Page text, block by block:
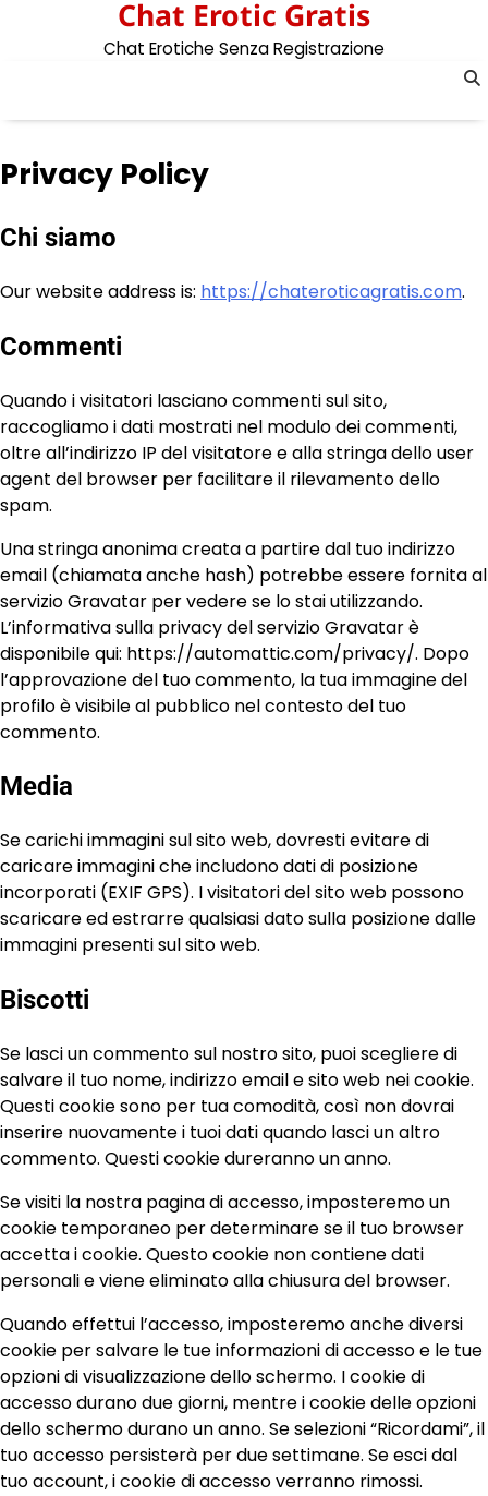
Chat Erotic Gratis
Chat Erotiche Senza Registrazione
Privacy Policy
Chi siamo
Our website address is: https://chateroticagratis.com.
Commenti
Quando i visitatori lasciano commenti sul sito,
raccogliamo i dati mostrati nel modulo dei commenti,
oltre all’indirizzo IP del visitatore e alla stringa dello user
agent del browser per facilitare il rilevamento dello
spam.
Una stringa anonima creata a partire dal tuo indirizzo
email (chiamata anche hash) potrebbe essere fornita al
servizio Gravatar per vedere se lo stai utilizzando.
L’informativa sulla privacy del servizio Gravatar è
disponibile qui: https://automattic.com/privacy/. Dopo
l’approvazione del tuo commento, la tua immagine del
profilo è visibile al pubblico nel contesto del tuo
commento.
Media
Se carichi immagini sul sito web, dovresti evitare di
caricare immagini che includono dati di posizione
incorporati (EXIF GPS). I visitatori del sito web possono
scaricare ed estrarre qualsiasi dato sulla posizione dalle
immagini presenti sul sito web.
Biscotti
Se lasci un commento sul nostro sito, puoi scegliere di
salvare il tuo nome, indirizzo email e sito web nei cookie.
Questi cookie sono per tua comodità, così non dovrai
inserire nuovamente i tuoi dati quando lasci un altro
commento. Questi cookie dureranno un anno.
Se visiti la nostra pagina di accesso, imposteremo un
cookie temporaneo per determinare se il tuo browser
accetta i cookie. Questo cookie non contiene dati
personali e viene eliminato alla chiusura del browser.
Quando effettui l’accesso, imposteremo anche diversi
cookie per salvare le tue informazioni di accesso e le tue
opzioni di visualizzazione dello schermo. I cookie di
accesso durano due giorni, mentre i cookie delle opzioni
dello schermo durano un anno. Se selezioni “Ricordami”, il
tuo accesso persisterà per due settimane. Se esci dal
tuo account, i cookie di accesso verranno rimossi.